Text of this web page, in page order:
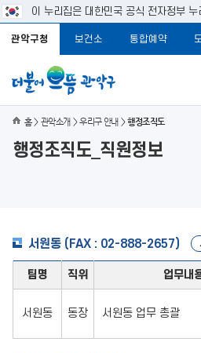
이 누리집은 대한민국 공식 전자정부 누
관악구청 보건소 통합예약
홈 관악소개 우리구 안내 행정조직도
행정조직도_직원정보
서원동 (FAX : 02-888-2657)
팀명 직위 업무내
서원동 동장 서원동 업무 총괄